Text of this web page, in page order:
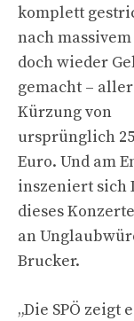
komplett
nach
doch wieder
gemacht –
Kürzung von
ursprünglich
Euro. Und am
inszeniert sich
dieses
an
Brucker.
„Die SPÖ zeigt